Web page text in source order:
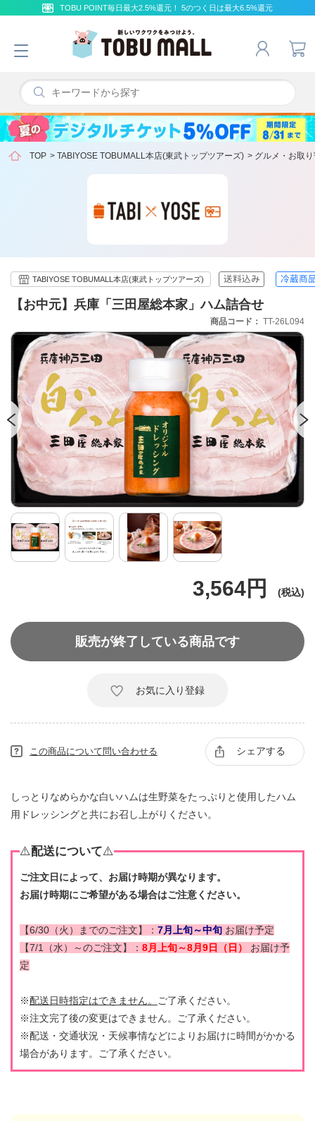
TOBU POINT毎日最大2.5%還元！ 5のつく日は最大6.5%還元
TOP > TABIYOSE TOBUMALL本店(東武トップツアーズ) > グルメ・お取
【お中元】兵庫「三田屋総本家」ハム詰合せ
TABIYOSE TOBUMALL本店(東武トップツアーズ)
3,564円
商品コード TT-26L094
お気に入り登録
販売が終了している商品です
この商品について問い合わせる シェアする
しっとりなめらかな白いハムは生野菜をたっぷりと使用したハム
用ドレッシングと共にお召し上がりください。
⚠️配送について⚠️
ご注文日によって、お届け時期が異なります。
お届け時期にご希望がある場合はご注意ください。
【6/30（火）までのご注文】： 7月上旬～中旬 お届け予定
【7/1（水）～のご注文】： 8月上旬～8月9日（日）
お届け予
定
※配送日時指定はできません。
ご了承ください。
※注文完了後の変更はできません。ご了承ください。
※配送・交通状況・天候事情などによりお届けに時間がかかる
場合があります。ご了承ください。